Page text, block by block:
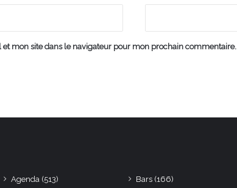
mon site dans le navigateur pour mon prochain commentaire.
Agenda (513) Bars(166)